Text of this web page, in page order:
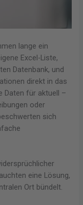
lange ein
Excel-Liste,
Datenbank, und
direkt in das
Daten für aktuell –
oder
sich
eine Lösung,
Ort bündelt.